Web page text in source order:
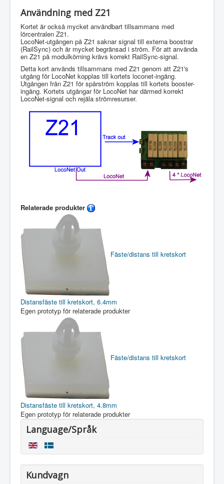
Användning med Z21
Kortet är också mycket användbart tillsammans med
lörcentralen Z21.
LocoNet-utgången på Z21 saknar signal till externa boostrar
(RailSync) och är mycket begränsad i ström. För att använda
en Z21 på modulkörning krävs korrekt RailSync-signal.
Detta kort används tillsammans med Z21 genom att Z21's
utgång för LocoNet kopplas till kortets loconet-ingång.
Utgången från Z21 för spårström kopplas till kortets booster-
ingång. Kortets utgångar för LocoNet har därmed korrekt
LocoNet-signal och rejäla strömresurser.
Relaterade produkter
Fäste/distans till kretskort
Distansfäste till kretskort, 6.4mm
Egen prototyp för relaterade produkter
Fäste/distans till kretskort
Distansfäste till kretskort, 4.8mm
Egen prototyp för relaterade produkter
Language/Språk
Kundvagn